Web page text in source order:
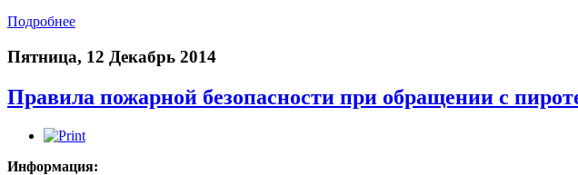
Подробнее
Пятница, 12 Декабрь 2014
Правила пожарной безопасности при обращении с
Информация: